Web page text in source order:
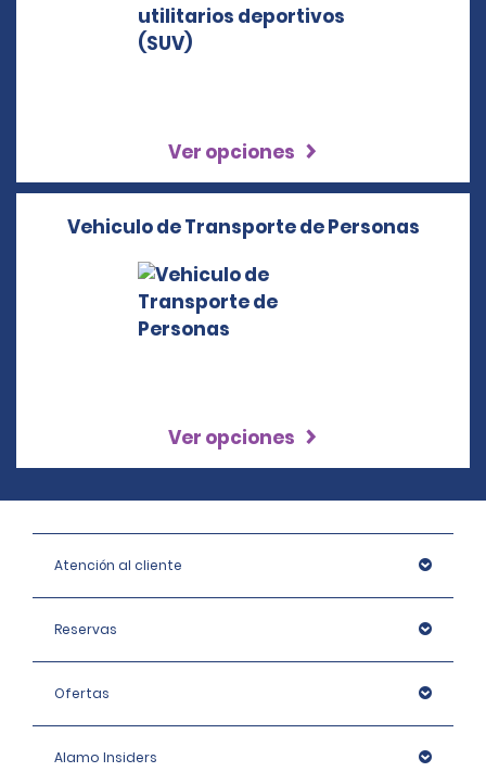
Ver opciones
Vehiculo de Transporte de Personas
Ver opciones
Atención al cliente
Reservas
Ofertas
Alamo Insiders